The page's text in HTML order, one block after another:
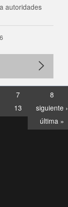
autoridades
7
8
13
siguiente ›
última »